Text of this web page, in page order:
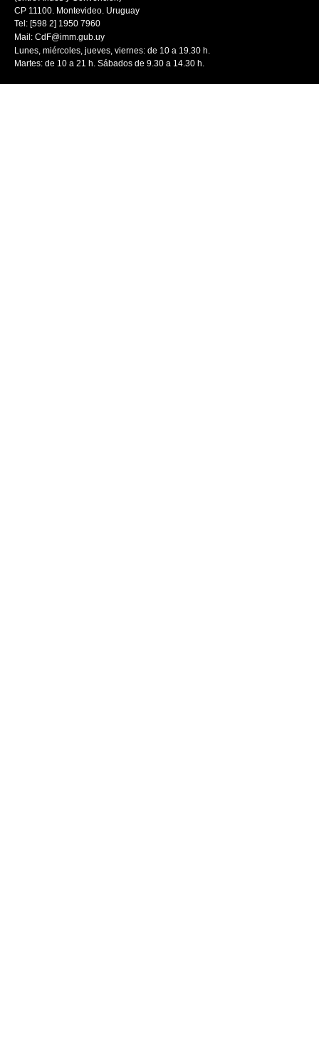
CP 11100. Montevideo. Uruguay
Tel: [598 2] 1950 7960
Mail: CdF@imm.gub.uy
Lunes, miércoles, jueves, viernes: de 10 a 19.30 h.
Martes: de 10 a 21 h. Sábados de 9.30 a 14.30 h.